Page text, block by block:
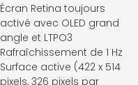
Écran Retina toujours
activé avec OLED grand
angle et LTPO3
Rafraîchissement de 1 Hz
Surface active (422 x 514
pixels, 326 pixels par